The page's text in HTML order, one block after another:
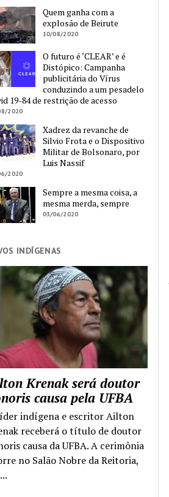
Quem ganha com a
explosão de Beirute
10/08/2020
O futuro é ‘CLEAR’ e é
Distópico: Campanha
publicitária do Vírus
conduzindo a um pesadelo
19-84 de restrição de acesso
2020
Xadrez da revanche de
Silvio Frota e o Dispositivo
Militar de Bolsonaro, por
Luis Nassif
2020
Sempre a mesma coisa, a
mesma merda, sempre
03/06/2020
INDÍGENAS
Krenak será doutor
causa pela UFBA
indígena e escritor Ailton
receberá o título de doutor
causa da UFBA. A cerimônia
no Salão Nobre da Reitoria,